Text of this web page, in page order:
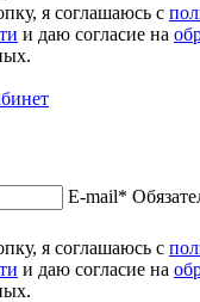
я соглашаюсь с
и даю согласие на
E-mail*
я соглашаюсь с
и даю согласие на